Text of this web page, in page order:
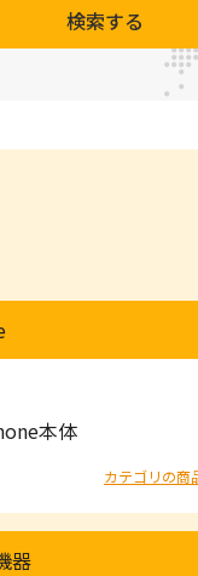
検索する
本体
カテゴリの商
器